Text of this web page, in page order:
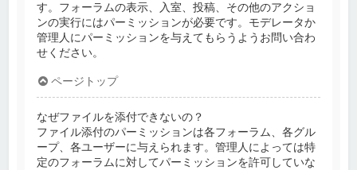
す。フォーラムの表示、入室、投稿、その他のアクショ
ンの実行にはパーミッションが必要です。モデレータか
管理人にパーミッションを与えてもらうようお問い合わ
せください。
ページトップ
なぜファイルを添付できないの？
ファイル添付のパーミッションは各フォーラム、各グル
ープ、各ユーザーに与えられます。管理人によっては特
定のフォーラムに対してパーミッションを許可していな